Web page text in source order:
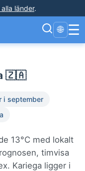
alla länder.
🌐 ☰
🇿🇦
i september
13°C med lokalt
timvisa
Kariega ligger i